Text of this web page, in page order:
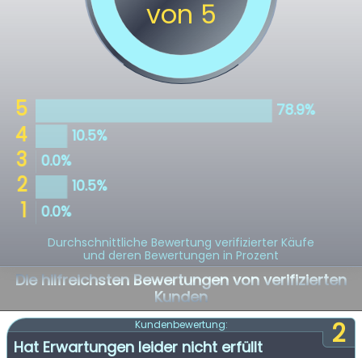
Durchschnittliche Bewertung verifizierter Käufe
und deren Bewertungen in Prozent
Die hilfreichsten Bewertungen von verifizierten
Kunden
2
Kundenbewertung:
Hat Erwartungen leider nicht erfüllt